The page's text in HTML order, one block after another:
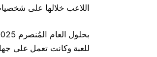
اللاعب خلالها على